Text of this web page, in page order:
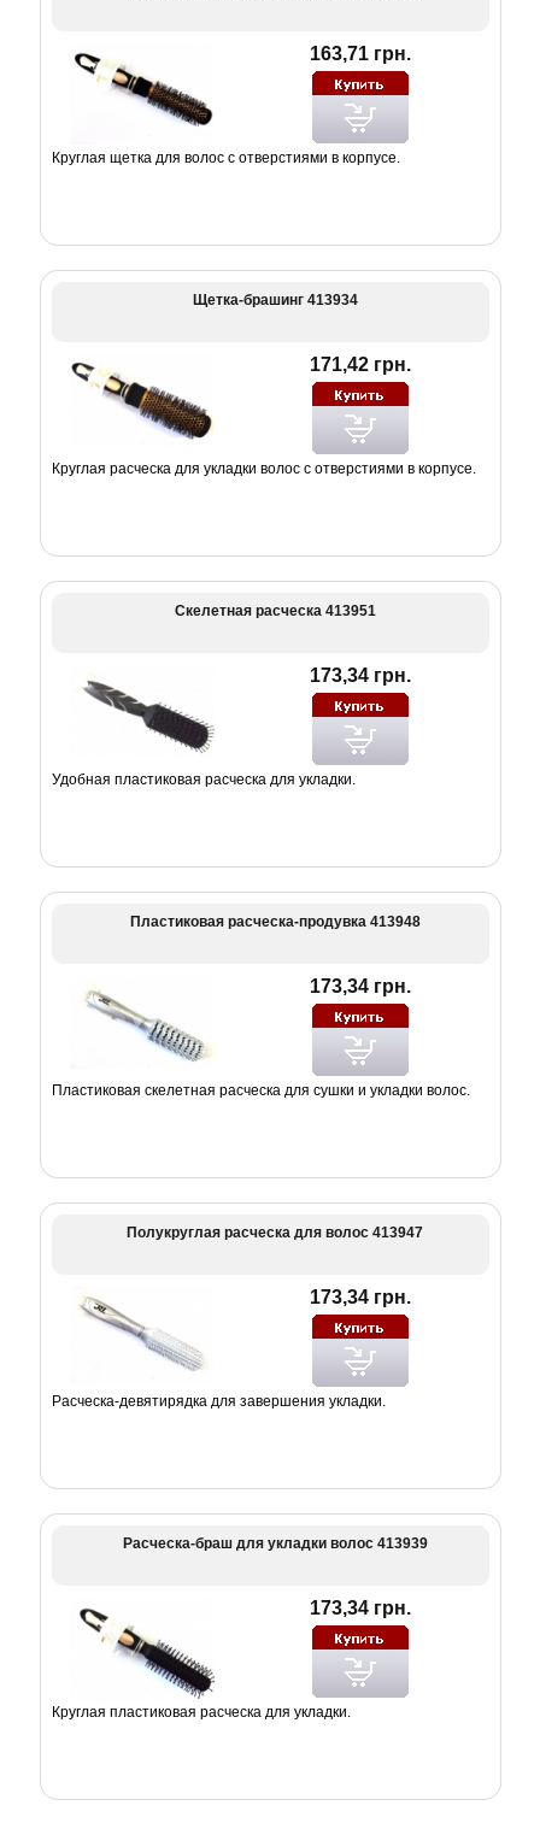
163,71 грн.
Круглая щетка для волос с отверстиями в корпусе.
Щетка-брашинг 413934
171,42 грн.
Круглая расческа для укладки волос с отверстиями в корпусе.
Скелетная расческа 413951
173,34 грн.
Удобная пластиковая расческа для укладки.
Пластиковая расческа-продувка 413948
173,34 грн.
Пластиковая скелетная расческа для сушки и укладки волос.
Полукруглая расческа для волос 413947
173,34 грн.
Расческа-девятирядка для завершения укладки.
Расческа-браш для укладки волос 413939
173,34 грн.
Круглая пластиковая расческа для укладки.